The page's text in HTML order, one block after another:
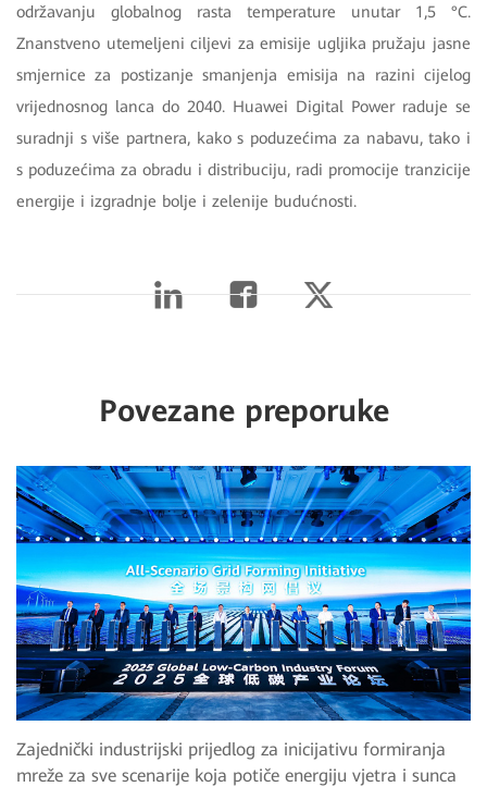
održavanju globalnog rasta temperature unutar 1,5 °C.
Znanstveno utemeljeni ciljevi za emisije ugljika pružaju jasne
smjernice za postizanje smanjenja emisija na razini cijelog
vrijednosnog lanca do 2040. Huawei Digital Power raduje se
suradnji s više partnera, kako s poduzećima za nabavu, tako i
s poduzećima za obradu i distribuciju, radi promocije tranzicije
energije i izgradnje bolje i zelenije budućnosti.
Povezane preporuke
Zajednički industrijski prijedlog za inicijativu formiranja
mreže za sve scenarije koja potiče energiju vjetra i sunca